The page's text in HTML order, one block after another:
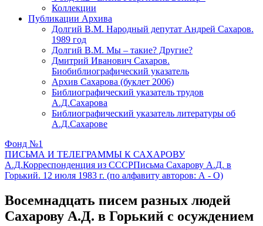
Коллекции
Публикации Архива
Долгий В.М. Народный депутат Андрей Сахаров.
1989 год
Долгий В.М. Мы – такие? Другие?
Дмитрий Иванович Сахаров.
Биобиблиографический указатель
Архив Сахарова (буклет 2006)
Библиографический указатель трудов
А.Д.Сахарова
Библиографический указатель литературы об
А.Д.Сахарове
Фонд №1
ПИСЬМА И ТЕЛЕГРАММЫ К САХАРОВУ
А.Д.Корреспонденция из СССРПисьма Сахарову А.Д. в
Горький. 12 июля 1983 г. (по алфавиту авторов: А - О)
Восемнадцать писем разных людей
Сахарову А.Д. в Горький с осуждением